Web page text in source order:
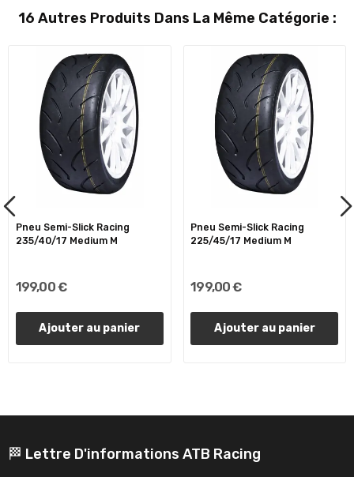
16 Autres Produits Dans La Même Catégorie :
Pneu Semi-Slick Racing
235/40/17 Medium M
199,00 €
Ajouter au panier
Pneu Semi-Slick Racing
225/45/17 Medium M
199,00 €
Ajouter au panier
🏁 Lettre D'informations ATB Racing